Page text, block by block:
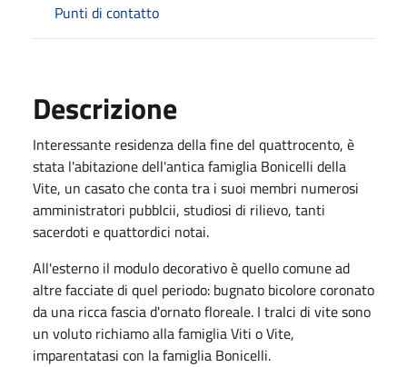
Punti di contatto
Descrizione
Interessante residenza della fine del quattrocento, è
stata l'abitazione dell'antica famiglia Bonicelli della
Vite, un casato che conta tra i suoi membri numerosi
amministratori pubblcii, studiosi di rilievo, tanti
sacerdoti e quattordici notai.
All'esterno il modulo decorativo è quello comune ad
altre facciate di quel periodo: bugnato bicolore coronato
da una ricca fascia d'ornato floreale. I tralci di vite sono
un voluto richiamo alla famiglia Viti o Vite,
imparentatasi con la famiglia Bonicelli.